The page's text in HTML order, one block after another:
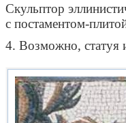
Скульптор
с постаментом-
4. Возможно, статуя